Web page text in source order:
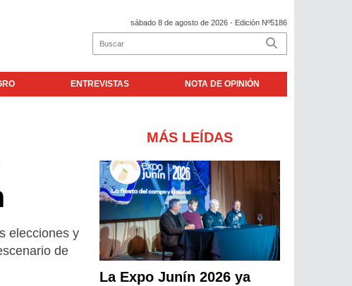
sábado 8 de agosto de 2026 - Edición Nº5186
ENTREVISTAS NOTA DE OPINIÓN
elecciones y
de
MÁS LEÍDAS
La Expo Junín 2026 ya